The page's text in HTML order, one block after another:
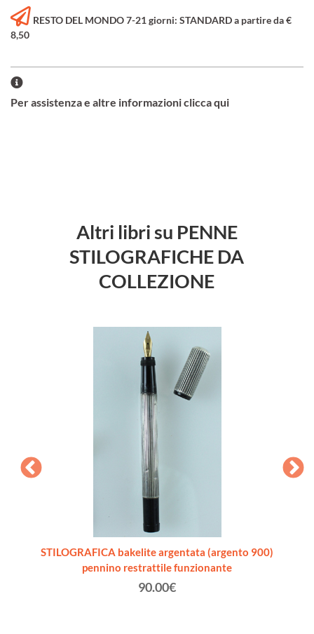
RESTO DEL MONDO 7-21 giorni: STANDARD a partire da €
8,50
Per assistenza e altre informazioni clicca qui
Altri libri su PENNE
STILOGRAFICHE DA
COLLEZIONE
STILOGRAFICA bakelite argentata (argento 900)
pennino restrattile funzionante
90.00€